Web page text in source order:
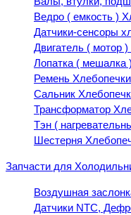
Ведро ( емкость )
Датчики-сенсоры
Двигатель ( мотор
Лопатка ( мешалка
Ремень Хлебопечки
Сальник
Трансформатор
Тэн (
Шестерня
Запчасти для
Воздушная
Датчики NTC,